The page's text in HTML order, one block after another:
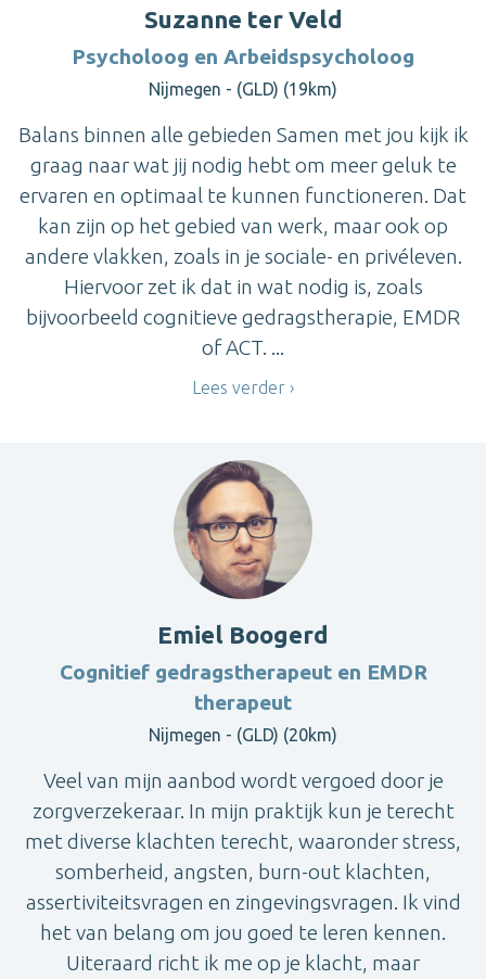
Suzanne ter Veld
Psycholoog en Arbeidspsycholoog
Nijmegen - (GLD) (19km)
Balans binnen alle gebieden Samen met jou kijk ik
graag naar wat jij nodig hebt om meer geluk te
ervaren en optimaal te kunnen functioneren. Dat
kan zijn op het gebied van werk, maar ook op
andere vlakken, zoals in je sociale- en privéleven.
Hiervoor zet ik dat in wat nodig is, zoals
bijvoorbeeld cognitieve gedragstherapie, EMDR
of ACT. ...
Lees verder
Emiel Boogerd
Cognitief gedragstherapeut en EMDR
therapeut
Nijmegen - (GLD) (20km)
Veel van mijn aanbod wordt vergoed door je
zorgverzekeraar. In mijn praktijk kun je terecht
met diverse klachten terecht, waaronder stress,
somberheid, angsten, burn-out klachten,
assertiviteitsvragen en zingevingsvragen. Ik vind
het van belang om jou goed te leren kennen.
Uiteraard richt ik me op je klacht, maar